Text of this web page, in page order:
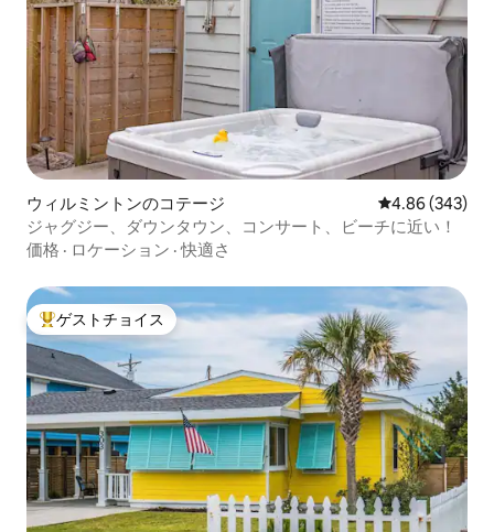
ウィルミントンのコテージ レビュー343
4.86 (343)
ジャグジー、ダウンタウン、コンサート、ビーチに近い！
価格 · ロケーション ·快適さ
大好評のゲストチョイスです。
ゲストチョイス